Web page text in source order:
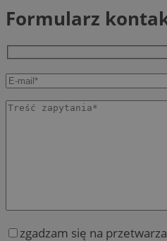
Formularz
zgadzam się na